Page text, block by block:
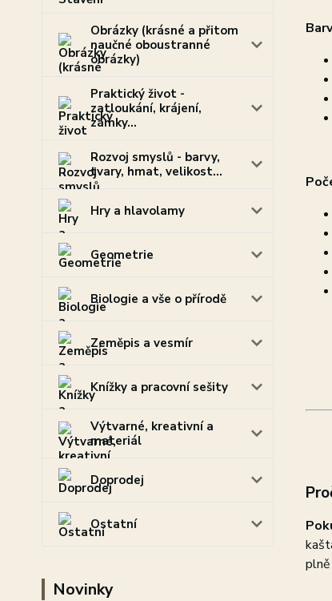
Obrázky (krásné a přitom
naučné oboustranné
obrázky)
Praktický život -
zatloukání, krájení,
zámky...
Rozvoj smyslů - barvy,
tvary, hmat, velikost...
Hry a hlavolamy
Geometrie
Biologie a vše o přírodě
Zeměpis a vesmír
Knížky a pracovní sešity
Výtvarné, kreativní a
materiál
Doprodej
Ostatní
Novinky